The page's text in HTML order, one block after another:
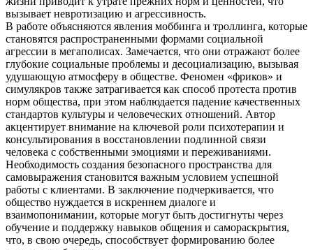
вызывает невротизацию и агрессивность.
В работе объясняются явления моббинга и троллинга, которые
становятся распространенными формами социальной
агрессии в мегаполисах. Замечается, что они отражают более
глубокие социальные проблемы и десоциализацию, вызывая
удушающую атмосферу в обществе. Феномен «фриков» и
симулякров также затрагивается как способ протеста против
норм общества, при этом наблюдается падение качественных
стандартов культуры и человеческих отношений. Автор
акцентирует внимание на ключевой роли психотерапии и
консультирования в восстановлении подлинной связи
человека с собственными эмоциями и переживаниями.
Необходимость создания безопасного пространства для
самовыражения становится важным условием успешной
работы с клиентами. В заключение подчеркивается, что
общество нуждается в искреннем диалоге и
взаимопонимании, которые могут быть достигнуты через
обучение и поддержку навыков общения и самораскрытия,
что, в свою очередь, способствует формированию более